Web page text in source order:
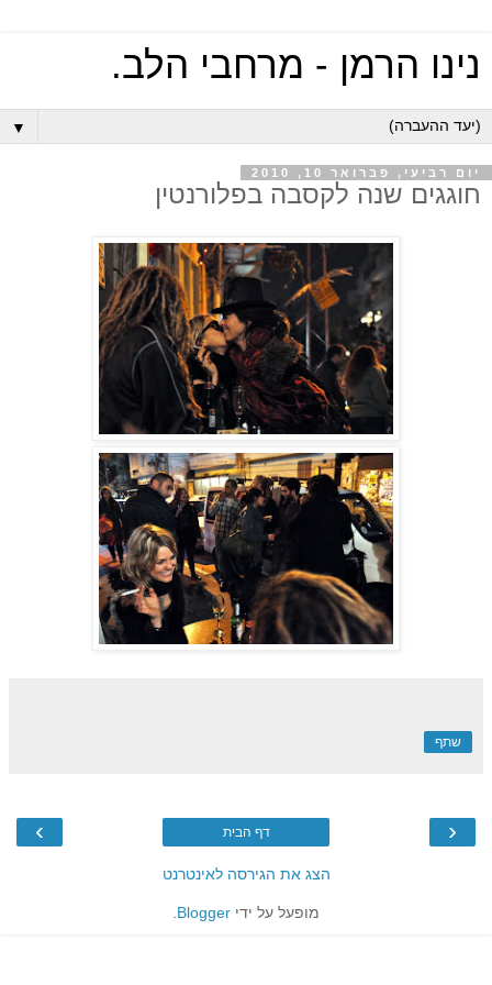
נינו הרמן - מרחבי הלב.
▼
יום רביעי, פברואר 10, 2010
חוגגים שנה לקסבה בפלורנטין
שתף
‹
› דף הבית
הצג את הגירסה לאינטרנט
מופעל על ידי Blogger